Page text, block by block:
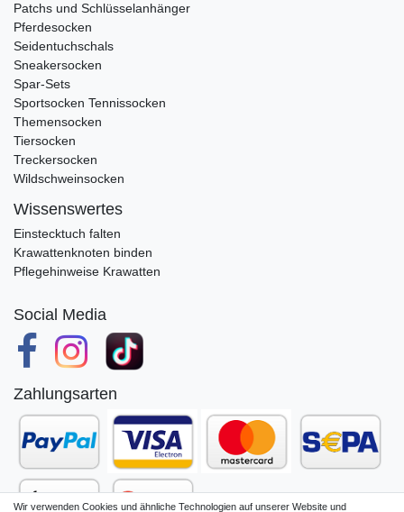
Patchs und Schlüsselanhänger
Pferdesocken
Seidentuchschals
Sneakersocken
Spar-Sets
Sportsocken Tennissocken
Themensocken
Tiersocken
Treckersocken
Wildschweinsocken
Wissenswertes
Einstecktuch falten
Krawattenknoten binden
Pflegehinweise Krawatten
Social Media
Zahlungsarten
Wir verwenden Cookies und ähnliche Technologien auf unserer Website und